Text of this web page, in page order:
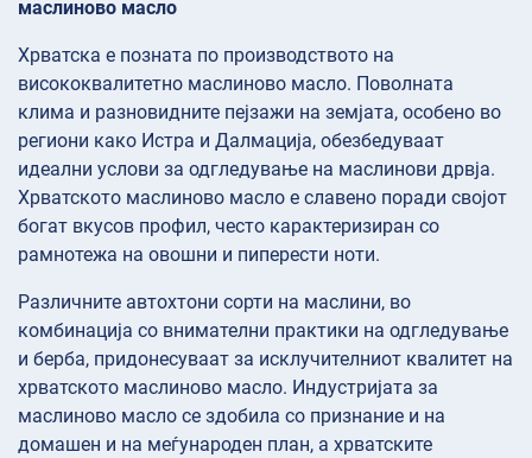
маслиново масло
Хрватска е позната по производството на
висококвалитетно маслиново масло. Поволната
клима и разновидните пејзажи на земјата, особено во
региони како Истра и Далмација, обезбедуваат
идеални услови за одгледување на маслинови дрвја.
Хрватското маслиново масло е славено поради својот
богат вкусов профил, често карактеризиран со
рамнотежа на овошни и пиперести ноти.
Различните автохтони сорти на маслини, во
комбинација со внимателни практики на одгледување
и берба, придонесуваат за исклучителниот квалитет на
хрватското маслиново масло. Индустријата за
маслиново масло се здобила со признание и на
домашен и на меѓународен план, а хрватските